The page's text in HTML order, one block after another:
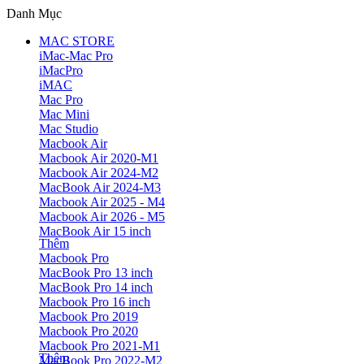
Danh Mục
MAC STORE
iMac-Mac Pro
iMacPro
iMAC
Mac Pro
Mac Mini
Mac Studio
Macbook Air
Macbook Air 2020-M1
Macbook Air 2024-M2
MacBook Air 2024-M3
Macbook Air 2025 - M4
Macbook Air 2026 - M5
MacBook Air 15 inch
Thêm
Macbook Pro
MacBook Pro 13 inch
MacBook Pro 14 inch
Macbook Pro 16 inch
Macbook Pro 2019
Macbook Pro 2020
Macbook Pro 2021-M1
MacBook Pro 2022-M2
Thêm